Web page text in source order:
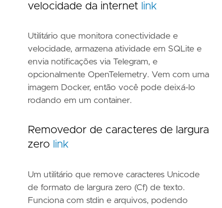
velocidade da internet link
Utilitário que monitora conectividade e
velocidade, armazena atividade em SQLite e
envia notificações via Telegram, e
opcionalmente OpenTelemetry. Vem com uma
imagem Docker, então você pode deixá-lo
rodando em um container.
Removedor de caracteres de largura
zero link
Um utilitário que remove caracteres Unicode
de formato de largura zero (Cf) de texto.
Funciona com stdin e arquivos, podendo